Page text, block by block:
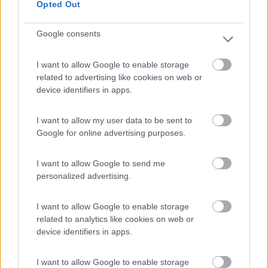
Opted Out
Google consents
I want to allow Google to enable storage
related to advertising like cookies on web or
device identifiers in apps.
I want to allow my user data to be sent to
Google for online advertising purposes.
I want to allow Google to send me
personalized advertising.
I want to allow Google to enable storage
related to analytics like cookies on web or
device identifiers in apps.
I want to allow Google to enable storage
sono un po' preoccupato.
Alessandro
La vita è un viaggio,
chi viaggia vive due volte.